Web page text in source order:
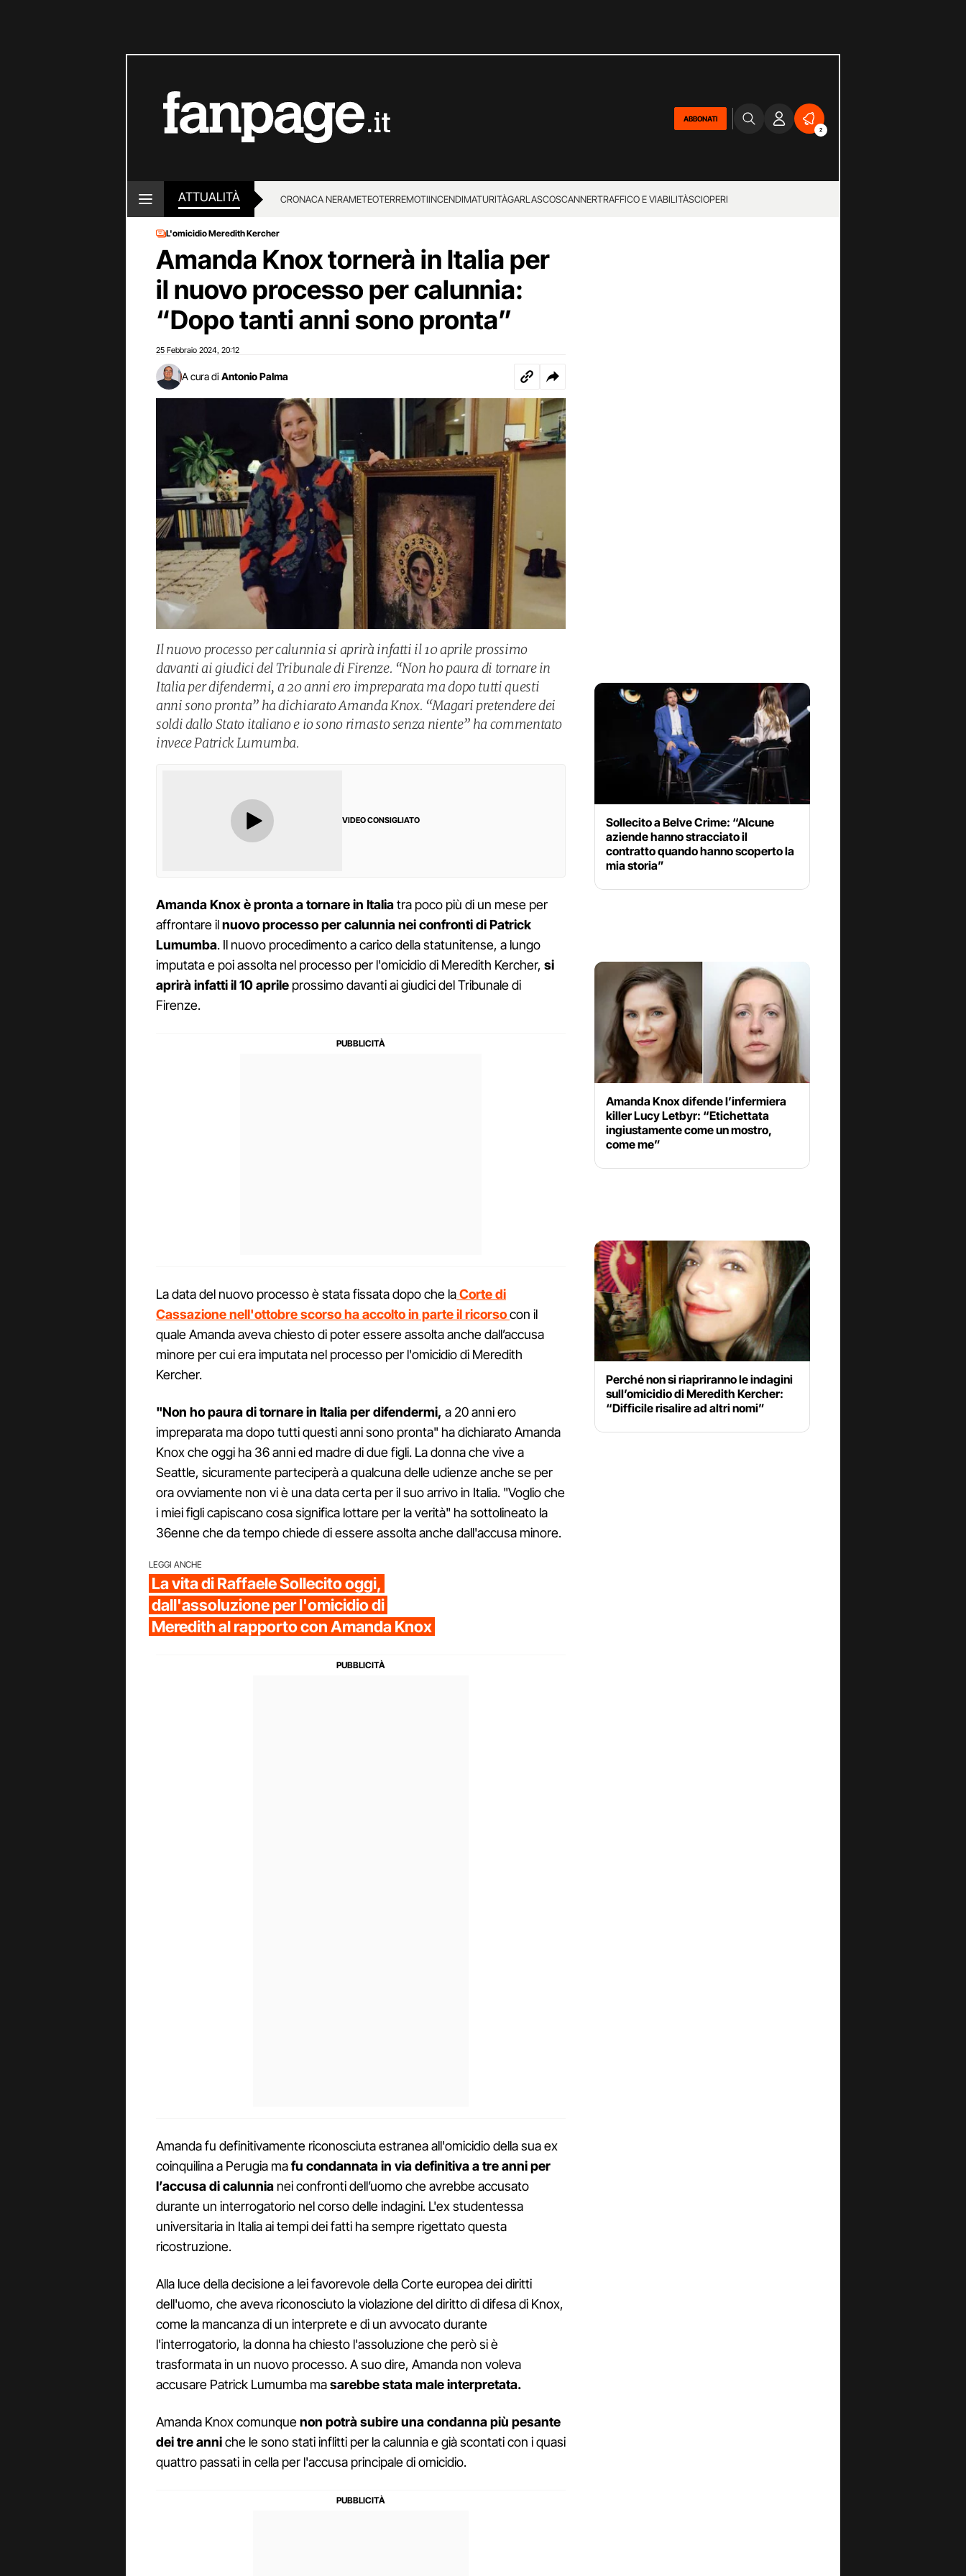
ABBONATI
2
ATTUALITÀ CRONACA NERAMETEOTERREMOTIINCENDIMATURITÀGARLASCOSCANNERTRAFFICO E VIABILITÀSCIOPERI
L'omicidio Meredith Kercher
Amanda Knox tornerà in Italia per
il nuovo processo per calunnia:
“Dopo tanti anni sono pronta”
25 Febbraio 2024 20:12
A cura di Antonio Palma
Il nuovo processo per calunnia si aprirà infatti il 10 aprile prossimo
davanti ai giudici del Tribunale di Firenze. “Non ho paura di tornare in
Italia per difendermi, a 20 anni ero impreparata ma dopo tutti questi
anni sono pronta” ha dichiarato Amanda Knox. “Magari pretendere dei
soldi dallo Stato italiano e io sono rimasto senza niente” ha commentato
invece Patrick Lumumba.
VIDEO CONSIGLIATO
Amanda Knox è pronta a tornare in Italiatra poco più di un mese per
affrontare ilnuovo processo per calunnia nei confronti di Patrick
Lumumba. Il nuovo procedimento a carico della statunitense, a lungo
imputata e poi assolta nel processo per l'omicidio di Meredith Kercher, si
aprirà infatti il 10 aprile prossimo davanti ai giudici del Tribunale di
Firenze.
La data del nuovo processo è stata fissata dopo che laCorte di
Cassazione nell'ottobre scorso ha accolto in parte il ricorsocon il
quale Amanda aveva chiesto di poter essere assolta anche dall’accusa
minore per cui era imputata nel processo per l'omicidio di Meredith
Kercher.
"Non ho paura di tornare in Italia per difendermi, a 20 anni ero
impreparata ma dopo tutti questi anni sono pronta" ha dichiarato Amanda
Knox che oggi ha 36 anni ed madre di due figli. La donna che vive a
Seattle, sicuramente parteciperà a qualcuna delle udienze anche se per
ora ovviamente non vi è una data certa per il suo arrivo in Italia. "Voglio che
i miei figli capiscano cosa significa lottare per la verità" ha sottolineato la
36enne che da tempo chiede di essere assolta anche dall'accusa minore.
LEGGI ANCHE
La vita di Raffaele Sollecito oggi,
dall'assoluzione per l'omicidio di
Meredith al rapporto con Amanda Knox
Amanda fu definitivamente riconosciuta estranea all'omicidio della sua ex
coinquilina a Perugia mafu condannata in via definitiva a tre anni per
l’accusa di calunnia nei confronti dell’uomo che avrebbe accusato
durante un interrogatorio nel corso delle indagini. L'ex studentessa
universitaria in Italia ai tempi dei fatti ha sempre rigettato questa
ricostruzione.
Alla luce della decisione a lei favorevole della Corte europea dei diritti
dell'uomo, che aveva riconosciuto la violazione del diritto di difesa di Knox,
come la mancanza di un interprete e di un avvocato durante
l'interrogatorio, la donna ha chiesto l'assoluzione che però si è
trasformata in un nuovo processo. A suo dire, Amanda non voleva
accusare Patrick Lumumba masarebbe stata male interpretata.
Amanda Knox comunquenon potrà subire una condanna più pesante
dei tre anniche le sono stati inflitti per la calunnia e già scontati con i quasi
quattro passati in cella per l'accusa principale di omicidio.
Sollecito a Belve Crime: “Alcune
aziende hanno stracciato il
contratto quando hanno scoperto la
mia storia”
Amanda Knox difende l’infermiera
killer Lucy Letbyr: “Etichettata
ingiustamente come un mostro,
come me”
Perché non si riapriranno le indagini
sull’omicidio di Meredith Kercher:
“Difficile risalire ad altri nomi”